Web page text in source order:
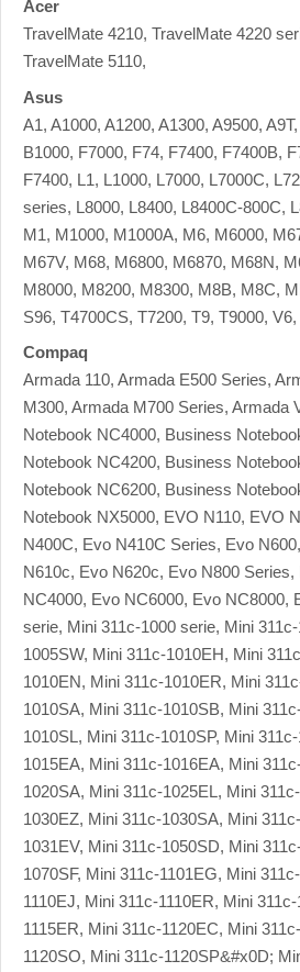
Acer
TravelMate 4210, TravelMate 4220
TravelMate 5110,
Asus
A1, A1000, A1200, A1300, A9500,
B1000, F7000, F74, F7400, F7400B,
F7400, L1, L1000, L7000, L7000C,
series, L8000, L8400, L8400C-800C,
M1, M1000, M1000A, M6, M6000,
M67V, M68, M6800, M6870, M68N,
M8000, M8200, M8300, M8B, M8C,
S96, T4700CS, T7200, T9, T9000,
Compaq
Armada 110, Armada E500 Series,
M300, Armada M700 Series, Armada
Notebook NC4000, Business
Notebook NC4200, Business
Notebook NC6200, Business
Notebook NX5000, EVO N110, EVO
N400C, Evo N410C Series, Evo
N610c, Evo N620c, Evo N800
NC4000, Evo NC6000, Evo NC8000,
serie, Mini 311c-1000 serie, Mini
1005SW, Mini 311c-1010EH, Mini
1010EN, Mini 311c-1010ER, Mini
1010SA, Mini 311c-1010SB, Mini
1010SL, Mini 311c-1010SP, Mini
1015EA, Mini 311c-1016EA, Mini
1020SA, Mini 311c-1025EL, Mini
1030EZ, Mini 311c-1030SA, Mini
1031EV, Mini 311c-1050SD, Mini
1070SF, Mini 311c-1101EG, Mini
1110EJ, Mini 311c-1110ER, Mini
1115ER, Mini 311c-1120EC, Mini
1120SO, Mini 311c-1120SP&#x0D;